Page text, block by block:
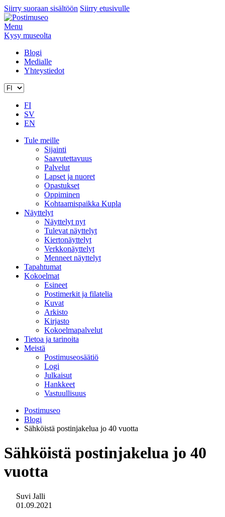
Siirry suoraan sisältöön Siirry etusivulle
Menu
Kysy museolta
Blogi
Medialle
Yhteystiedot
FI
SV
EN
Tule meille
Sijainti
Saavutettavuus
Palvelut
Lapset ja nuoret
Opastukset
Oppiminen
Kohtaamispaikka Kupla
Näyttelyt
Näyttelyt nyt
Tulevat näyttelyt
Kiertonäyttelyt
Verkkonäyttelyt
Menneet näyttelyt
Tapahtumat
Kokoelmat
Esineet
Postimerkit ja filatelia
Kuvat
Arkisto
Kirjasto
Kokoelmapalvelut
Tietoa ja tarinoita
Meistä
Postimuseosäätiö
Logi
Julkaisut
Hankkeet
Vastuullisuus
Postimuseo
Blogi
Sähköistä postinjakelua jo 40 vuotta
Sähköistä postinjakelua jo 40
vuotta
Suvi Jalli
01.09.2021